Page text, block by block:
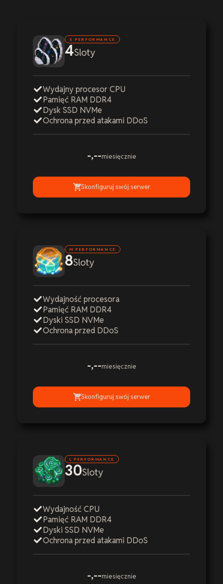
S PERFORMANCE
4Sloty
Wydajny procesor CPU
Pamięć RAM DDR4
Dysk SSD NVMe
Ochrona przed atakami DDoS
-,--miesięcznie
Skonfiguruj swój serwer
M PERFORMANCE
8Sloty
Wydajność procesora
Pamięć RAM DDR4
Dyski SSD NVMe
Ochrona przed DDoS
-,--miesięcznie
Skonfiguruj swój serwer
L PERFORMANCE
30Sloty
Wydajność CPU
Pamięć RAM DDR4
Dyski SSD NVMe
Ochrona przed atakami DDoS
-,--miesięcznie